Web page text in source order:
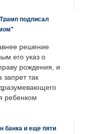
подписал
решение
его указ о
рождения, и
так
ребенком
банка и еще пяти